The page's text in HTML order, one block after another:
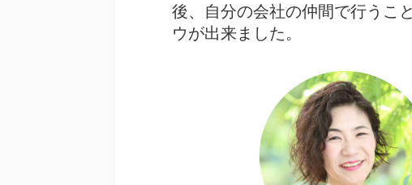
後、自分の会社の仲間で行うこ
ウが出来ました。